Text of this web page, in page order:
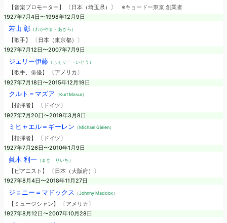
【音楽プロモーター】 〔日本（埼玉県）〕 ※キョードー東京 創業者
1927年7月4日〜1998年12月9日
若山 彰（わかやま・あきら）
【歌手】 〔日本（東京都）〕
1927年7月12日〜2007年7月9日
ジェリー伊藤 （じぇりー・いとう）
【歌手、俳優】 〔アメリカ〕
1927年7月18日〜2015年12月19日
クルト＝マズア （Kurt Masur）
【指揮者】 〔ドイツ〕
1927年7月20日〜2019年3月8日
ミヒャエル＝ギーレン （Michael Gielen）
【指揮者】 〔ドイツ〕
1927年7月26日〜2010年1月9日
眞木 利一（まき・りいち）
【ピアニスト】 〔日本（大阪府）〕
1927年8月4日〜2018年11月27日
ジョニー＝マドックス （Johnny Maddox）
【ミュージシャン】 〔アメリカ〕
1927年8月12日〜2007年10月28日